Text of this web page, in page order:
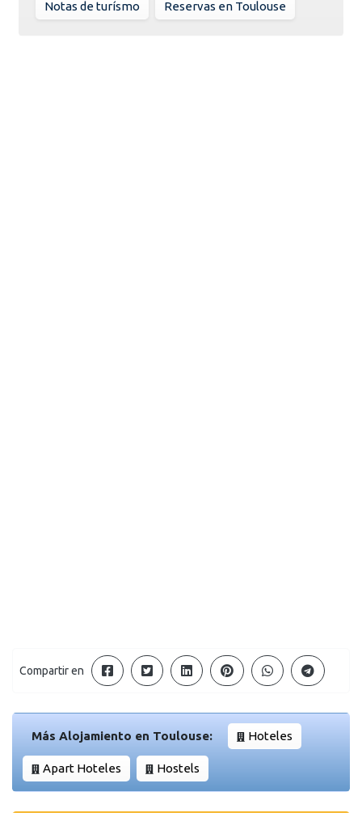
Notas de turísmo Reservas en Toulouse
Compartir en
Más Alojamiento en Toulouse: Hoteles
Apart Hoteles Hostels